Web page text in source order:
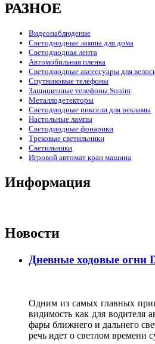
РАЗНОЕ
Видеонаблюдение
Светодиодные лампы для дома
Светодиодная лента
Автомобильная пленка
Светодиодные аксессуары для
Спутниковые телефоны
Защищенные телефоны Sonim
Металлодетекторы
Светодиодные пиксели для рекламы
Настольные лампы
Светодиодные фонарики
Трековые светильники
Светильники
Игровой автомат кран машина
Информация
Новости
Дневные ходовые огни
Одним из самых главных
видимость как для водителя
фары ближнего и дальнего
речь идет о светлом времени